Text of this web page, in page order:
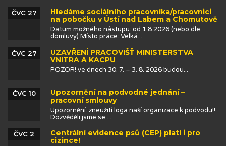
Hledáme sociálního pracovníka/pracovnici
na pobočku v Ústí nad Labem a Chomutově
ČVC 27
Datum možného nástupu: od 1.8.2026 (nebo dle
domluvy) Místo práce: Velká...
UZAVŘENÍ PRACOVIŠŤ MINISTERSTVA
VNITRA A KACPU
ČVC 27
POZOR! ve dnech 30. 7. – 3. 8. 2026 budou...
Upozornění na podvodné jednání –
pracovní smlouvy
ČVC 10
Upozornění: zneužití loga naší organizace k podvodu!!
Dozvěděli jsme se,...
Centrální evidence psů (CEP) platí i pro
cizince!
ČVC 2